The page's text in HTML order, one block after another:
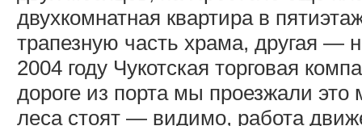
двухкомнатная квартира в
трапезную часть храма, другая —
2004 году Чукотская торговая
дороге из порта мы проезжали
леса стоят — видимо, работа